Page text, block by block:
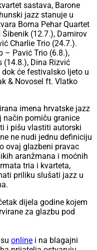
sastava, Barone
jazz stanuje u
Borna Pehar Quartet
(12.7.), Damirov
Charlie Trio (24.7.).
– Pavić Trio (6.8.),
Dina Rizvić
će festivalsko ljeto u
& Novosel ft. Vlatko
imena hrvatske jazz
način pomiču granice
i pišu vlastiti autorski
ne nudi jednu definiciju
ovaj glazbeni pravac
aranžmana i moćnih
tria i kvarteta,
priliku slušati jazz u
dijela godine kojem
za glazbu pod
online i na blagajni